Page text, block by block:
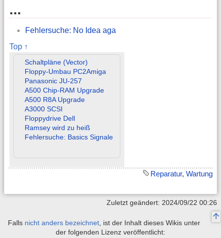
...
Fehlersuche: No Idea aga
Top ↑
Schaltpläne (Vector)
Floppy-Umbau PC2Amiga
Panasonic JU-257
A500 Chip-RAM Upgrade
A500 R8A Upgrade
A3000 SCSI
Floppydrive Dell
Ramsey wird zu heiß
Fehlersuche: Basics Signale
Reparatur, Wartung
Zuletzt geändert: 2024/09/22 00:26
Falls nicht anders bezeichnet , ist der Inhalt dieses Wikis unter
der folgenden Lizenz veröffentlicht: